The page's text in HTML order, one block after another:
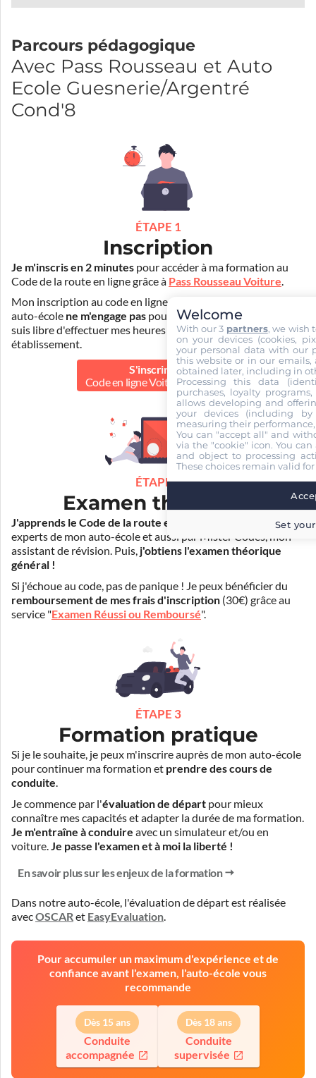
Parcours pédagogique
Avec Pass Rousseau et Auto
Ecole Guesnerie/Argentré
Cond'8
ÉTAPE 1
Inscription
Je m'inscris en 2 minutes pour accéder à ma formation au
Code de la route en ligne grâce à Pass Rousseau Voiture.
Mon inscription au code en ligne voiture auprès de mon
auto-école ne m'engage pas pour la suite de ma formation. Je
suis libre d'effectuer mes heures de conduite dans un autre
établissement.
S'inscrire au
Code en ligne Voiture 100.00 €
ÉTAPE 2
Examen théorique
J'apprends le Code de la route en ligne
. Je suis aidé par les
experts de mon auto-école et aussi par Mister Codes, mon
assistant de révision. Puis, j'obtiens l'examen théorique
général !
Si j'échoue au code, pas de panique ! Je peux bénéficier du
remboursement de mes frais d'inscription (30€) grâce au
service "Examen Réussi ou Remboursé".
ÉTAPE 3
Formation pratique
Si je le souhaite, je peux m'inscrire auprès de mon auto-école
pour continuer ma formation et prendre des cours de
conduite.
Je commence par l'évaluation de départ pour mieux
connaître mes capacités et adapter la durée de ma formation.
Je m'entraîne à conduire avec un simulateur et/ou en
voiture. Je passe l'examen et à moi la liberté !
En savoir plus sur les enjeux de la formation
Dans notre auto-école, l'évaluation de départ est réalisée
avecOSCAR et EasyEvaluation
Pour accumuler un maximum d'expérience et de
confiance avant l'examen, l'auto-école vous
recommande
Dès 15 ans
Conduite
accompagnée
Dès 18 ans
Conduite
supervisée
Welcome
With our 3 partners, we wish
on your devices (cookies,
your personal data with our
this website or in our emails,
obtained later, including in
Processing this data
purchases, loyalty
allows developing and
your devices (including
measuring their
You can "accept all" and
via the "cookie" icon. You
and object to processing
These choices remain valid
Set